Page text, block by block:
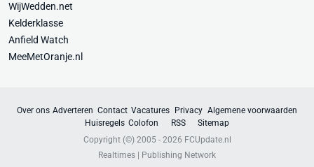
WijWedden.net
Kelderklasse
Anfield Watch
MeeMetOranje.nl
Over ons Adverteren Contact Vacatures Privacy Algemene voorwaarden
Huisregels Colofon RSS
Sitemap
Copyright (©) 2005 - 2026 FCUpdate.nl
Realtimes | Publishing Network